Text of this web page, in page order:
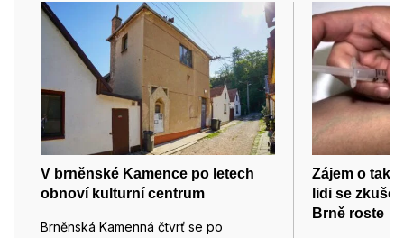
V brněnské Kamence po letech
obnoví kulturní centrum
Brněnská Kamenná čtvrť se po
Zájem o
lidi se
Brně roste